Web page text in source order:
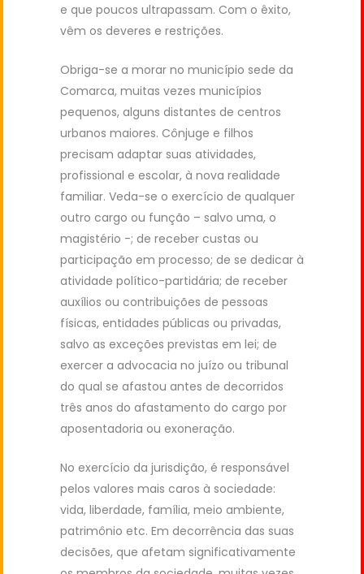
e que poucos ultrapassam. Com o êxito,
vêm os deveres e restrições.
Obriga-se a morar no município sede da
Comarca, muitas vezes municípios
pequenos, alguns distantes de centros
urbanos maiores. Cônjuge e filhos
precisam adaptar suas atividades,
profissional e escolar, à nova realidade
familiar. Veda-se o exercício de qualquer
outro cargo ou função – salvo uma, o
magistério -; de receber custas ou
participação em processo; de se dedicar à
atividade político-partidária; de receber
auxílios ou contribuições de pessoas
físicas, entidades públicas ou privadas,
salvo as exceções previstas em lei; de
exercer a advocacia no juízo ou tribunal
do qual se afastou antes de decorridos
três anos do afastamento do cargo por
aposentadoria ou exoneração.
No exercício da jurisdição, é responsável
pelos valores mais caros à sociedade:
vida, liberdade, família, meio ambiente,
patrimônio etc. Em decorrência das suas
decisões, que afetam significativamente